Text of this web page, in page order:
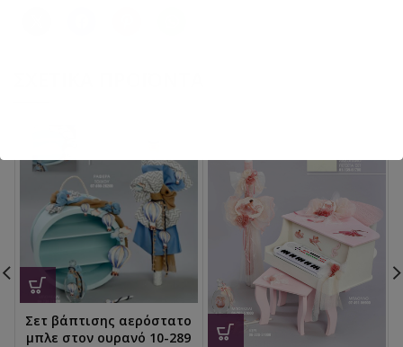
Σετ βάπτισης αερόστατο
μπλε στον ουρανό 10-289